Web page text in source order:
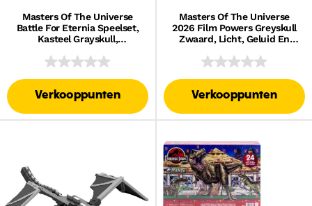
Masters Of The Universe
Battle For Eternia Speelset,
Kasteel Grayskull,
Verkooppunten
Masters Of The Universe
2026 Film Powers Greyskull
Zwaard, Licht, Geluid En
Rollenspel
Verkooppunten